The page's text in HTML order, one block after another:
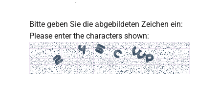
Bitte geben Sie die abgebildeten Zeichen ein:
Please enter the characters shown: